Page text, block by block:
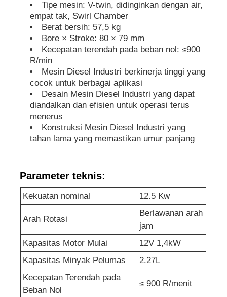
genset kedap suara
Generator untuk Penggunaan Rumah
Genset Kanopi
Generator kebisingan rendah
Genset Pengelasan
mesin diesel generator
pompa air limbah
Tipe mesin: V-twin, didinginkan dengan air,
empat tak, Swirl Chamber
Berat bersih: 57,5 kg
Bore × Stroke: 80 × 79 mm
Kecepatan terendah pada beban nol: ≤900
R/min
Mesin Diesel Industri berkinerja tinggi yang
cocok untuk berbagai aplikasi
Desain Mesin Diesel Industri yang dapat
diandalkan dan efisien untuk operasi terus
menerus
Konstruksi Mesin Diesel Industri yang
tahan lama yang memastikan umur panjang
Parameter teknis:
Kekuatan nominal 12.5 Kw
Arah Rotasi
Berlawanan arah
jam
Kapasitas Motor Mulai
12V 1,4kW
Kapasitas Minyak Pelumas
2.27L
Kecepatan Terendah pada
Beban Nol
≤ 900 R/menit